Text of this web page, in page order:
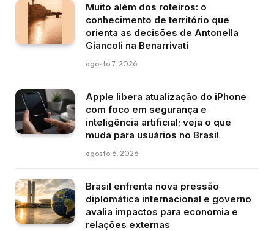
Muito além dos roteiros: o
conhecimento de território que
orienta as decisões de Antonella
Giancoli na Benarrivati
agosto 7, 2026
Apple libera atualização do iPhone
com foco em segurança e
inteligência artificial; veja o que
muda para usuários no Brasil
agosto 6, 2026
Brasil enfrenta nova pressão
diplomática internacional e governo
avalia impactos para economia e
relações externas